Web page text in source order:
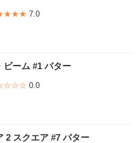
7.0
ーム #1 パター
0.0
2 スクエア #7 パター